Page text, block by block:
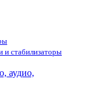
и стабилизаторы
аудио,